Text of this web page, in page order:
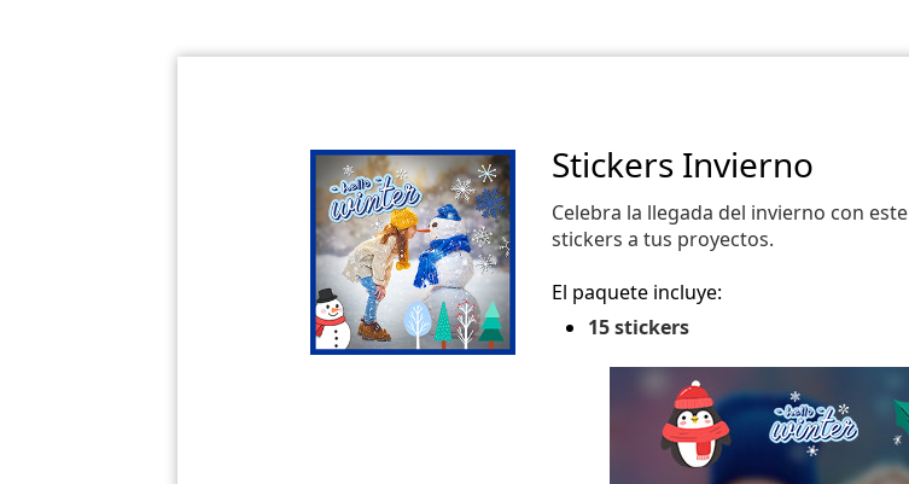
Stickers Invierno
Celebra la llegada del invierno con
stickers a tus proyectos.
El paquete incluye:
15 stickers